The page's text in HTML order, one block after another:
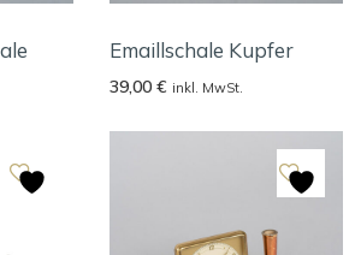
Emaillschale Kupfer
39,00 € inkl. MwSt.